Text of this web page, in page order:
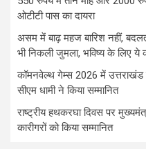
ओटीटी पास का दायरा
असम में बाढ़ महज बारिश नहीं,
भी निकली जुमला, भविष्य के लिए ये
कॉमनवेल्थ गेम्स 2026 में
सीएम धामी ने किया सम्मानित
राष्ट्रीय हथकरघा दिवस पर
कारीगरों को किया सम्मानित